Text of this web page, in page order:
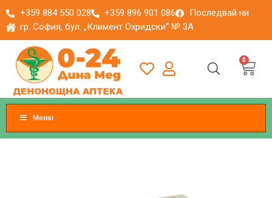
+359 884 550 028 +359 896 901 086
Последвай ни
гр. София, бул. „Климент Охридски“ № 3A
0
Меню